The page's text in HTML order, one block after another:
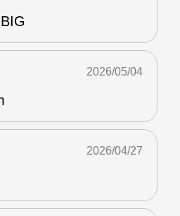
2026/05/04
2026/04/27